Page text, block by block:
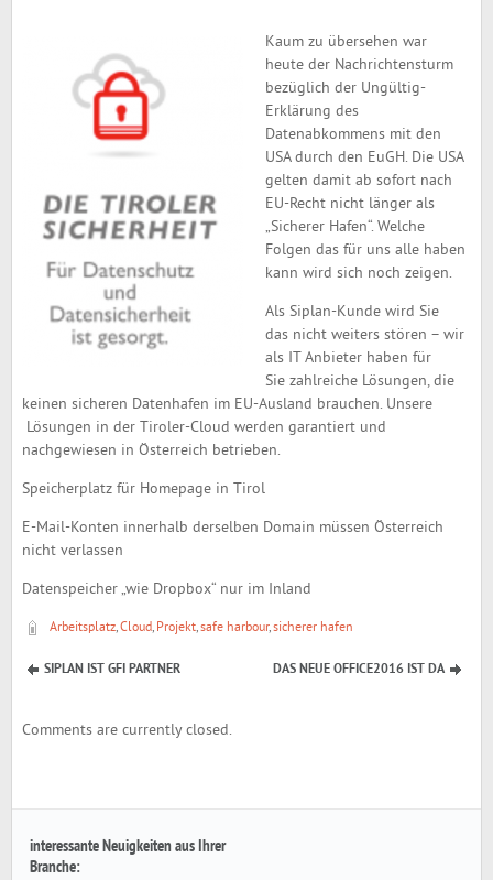
Kaum zu übersehen war
heute der Nachrichtensturm
bezüglich der Ungültig-
Erklärung des
Datenabkommens mit den
USA durch den EuGH. Die USA
gelten damit ab sofort nach
EU-Recht nicht länger als
„Sicherer Hafen“. Welche
Folgen das für uns alle haben
kann wird sich noch zeigen.
Als Siplan-Kunde wird Sie
das nicht weiters stören – wir
als IT Anbieter haben für
Sie zahlreiche Lösungen, die
keinen sicheren Datenhafen im EU-Ausland brauchen. Unsere
Lösungen in der Tiroler-Cloud werden garantiert und
nachgewiesen in Österreich betrieben.
Speicherplatz für Homepage in Tirol
E-Mail-Konten innerhalb derselben Domain müssen Österreich
nicht verlassen
Datenspeicher „wie Dropbox“ nur im Inland
Arbeitsplatz,Cloud, Projekt,safe harbour,sicherer hafen
SIPLAN IST GFI PARTNER DAS NEUE OFFICE2016 IST DA
Comments are currently closed.
interessante Neuigkeiten aus Ihrer
Branche: